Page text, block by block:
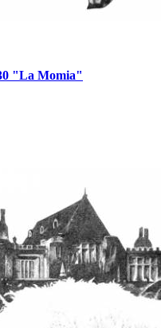
"La Momia"